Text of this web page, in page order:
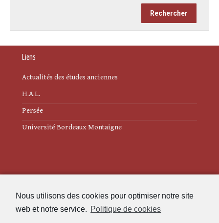
Nous utilisons des cookies pour optimiser notre site
web et notre service. Politique de cookies
Liens
Actualités des études anciennes
H.A.L.
Persée
Université Bordeaux Montaigne
Politique de cookies (UE)